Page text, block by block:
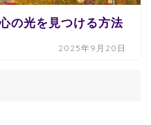
の光を見つける方法
2025年9月20日